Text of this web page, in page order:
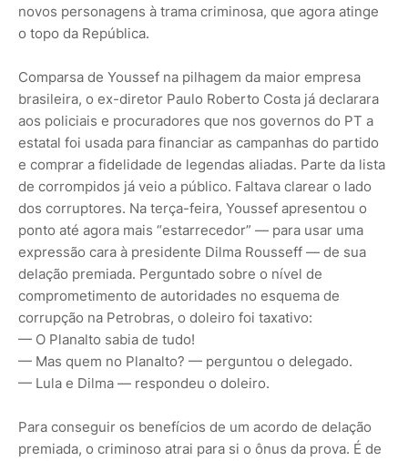
novos personagens à trama criminosa, que agora atinge
o topo da República.
Comparsa de Youssef na pilhagem da maior empresa
brasileira, o ex-diretor Paulo Roberto Costa já declarara
aos policiais e procuradores que nos governos do PT a
estatal foi usada para financiar as campanhas do partido
e comprar a fidelidade de legendas aliadas. Parte da lista
de corrompidos já veio a público. Faltava clarear o lado
dos corruptores. Na ter­ça-feira, Youssef apre­sentou o
pon­­to até agora mais “estarrecedor” — para usar uma
expressão cara à pre­sidente Dilma Rous­seff — de sua
delação premiada. Perguntado sobre o nível de
comprometimento de autoridades no esquema de
corrupção na Petrobras, o doleiro foi taxativo:
— O Planalto sabia de tudo!
— Mas quem no Planalto? — perguntou o delegado.
— Lula e Dilma — respondeu o doleiro.
Para conseguir os benefícios de um acordo de delação
premiada, o criminoso atrai para si o ônus da prova. É de